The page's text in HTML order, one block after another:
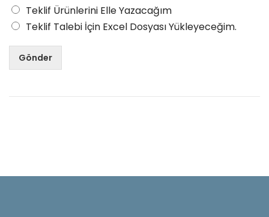
Teklif Ürünlerini Elle Yazacağım
Teklif Talebi İçin Excel Dosyası Yükleyeceğim.
Gönder